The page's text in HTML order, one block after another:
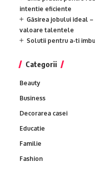
intentie eficiente
Găsirea jobului ideal
valoare talentele
Solutii pentru a-ti
Categorii
Beauty
Business
Decorarea casei
Educatie
Familie
Fashion